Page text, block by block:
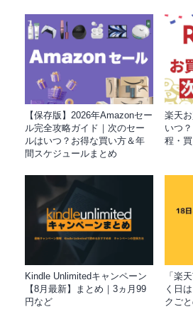
【保存版】2026年Amazonセー
ル完全攻略ガイド｜次のセー
ルはいつ？お得な買い方＆年
間スケジュールまとめ
楽天
いつ
程・
Kindle Unlimitedキャンペーン
【8月最新】まとめ｜3ヵ月99
円など
「楽
く日
クご